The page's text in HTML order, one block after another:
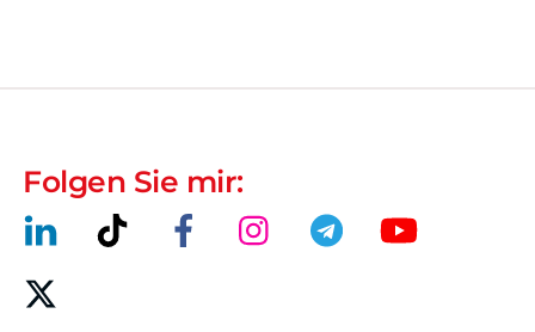
Folgen Sie mir: